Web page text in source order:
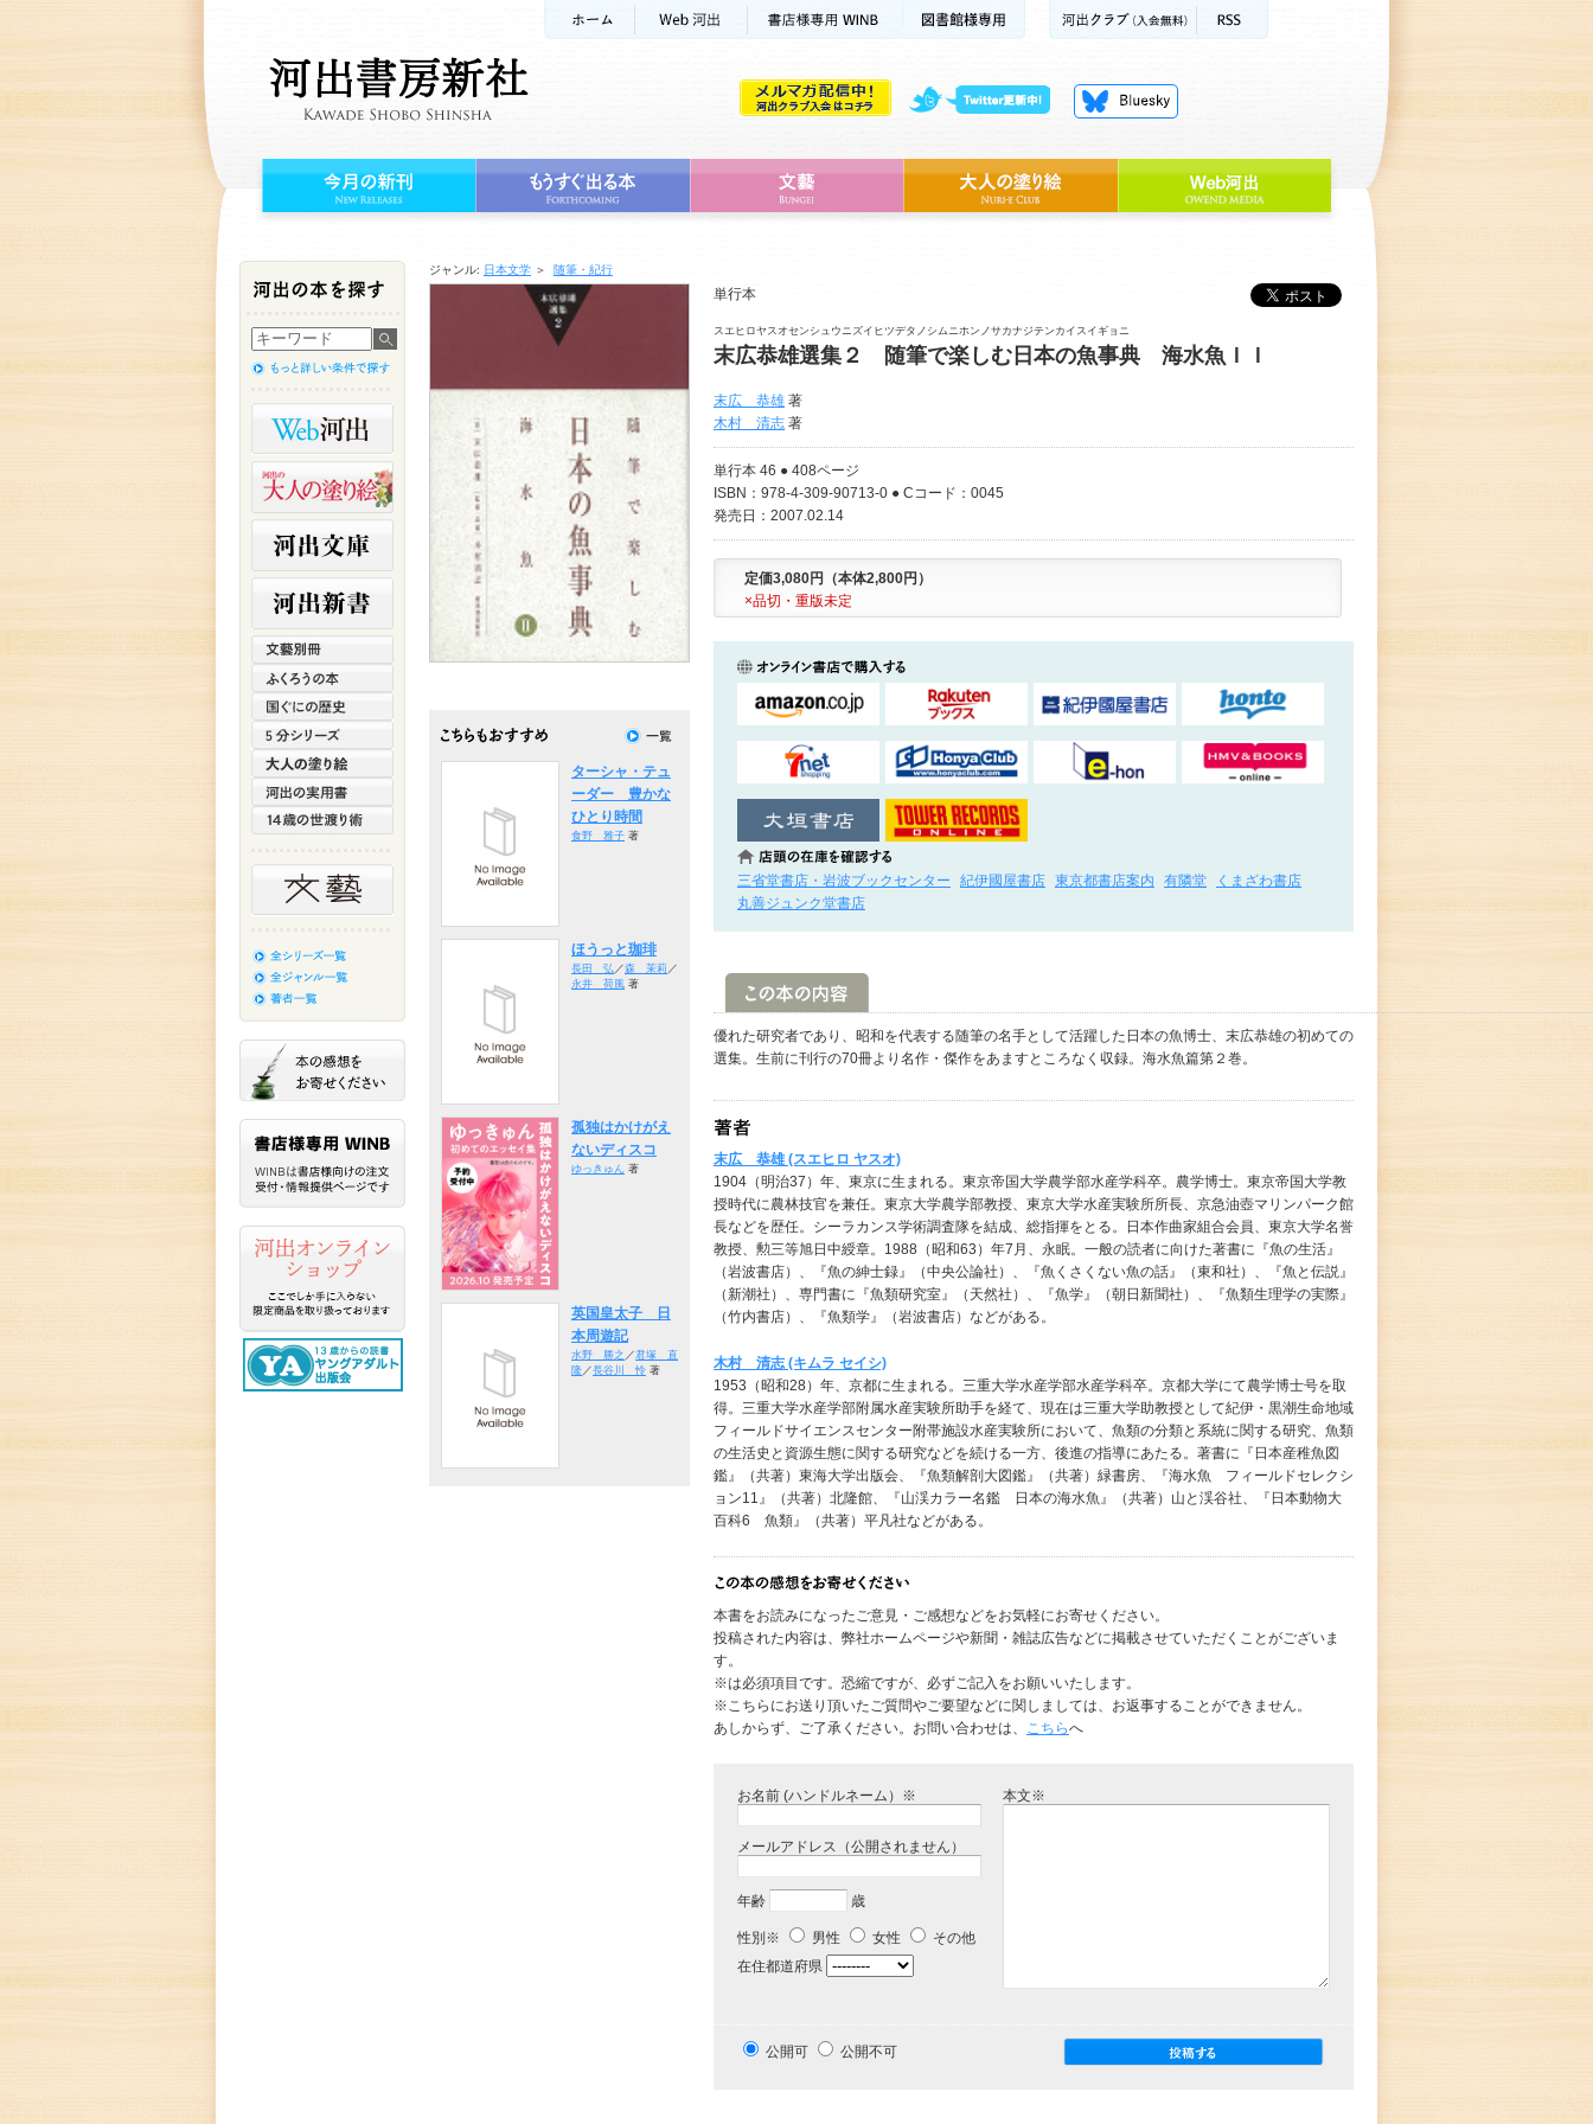
ジャンル: 日本文学 ＞ 随筆・紀行
単行本
スエヒロヤスオセンシュウニズイヒツデタノシムニホンノサカナジテンカイスイギョニ
末広恭雄選集２ 随筆で楽しむ日本の魚事典 海水魚ＩＩ
末広 恭雄 著
木村 清志 著
単行本 46 ● 408ページ
ISBN：978-4-309-90713-0 ● Cコード：0045
発売日：2007.02.14
定価3,080円（本体2,800円）
×品切・重版未定
三省堂書店・岩波ブックセンター 紀伊國屋書店 東京都書店案内 有隣堂
くまざわ書店
丸善ジュンク堂書店
優れた研究者であり、昭和を代表する随筆の名手として活躍した日本の魚博士、末広恭雄の初めての
選集。生前に刊行の70冊より名作・傑作をあますところなく収録。海水魚篇第２巻。
末広 恭雄 (スエヒロ ヤスオ)
1904（明治37）年、東京に生まれる。東京帝国大学農学部水産学科卒。農学博士。東京帝国大学教
授時代に農林技官を兼任。東京大学農学部教授、東京大学水産実験所所長、京急油壺マリンパーク館
長などを歴任。シーラカンス学術調査隊を結成、総指揮をとる。日本作曲家組合会員、東京大学名誉
教授、勲三等旭日中綬章。1988（昭和63）年7月、永眠。一般の読者に向けた著書に『魚の生活』
（岩波書店）、『魚の紳士録』（中央公論社）、『魚くさくない魚の話』（東和社）、『魚と伝説』
（新潮社）、専門書に『魚類研究室』（天然社）、『魚学』（朝日新聞社）、『魚類生理学の実際』
（竹内書店）、『魚類学』（岩波書店）などがある。
木村 清志 (キムラ セイシ)
1953（昭和28）年、京都に生まれる。三重大学水産学部水産学科卒。京都大学にて農学博士号を取
得。三重大学水産学部附属水産実験所助手を経て、現在は三重大学助教授として紀伊・黒潮生命地域
フィールドサイエンスセンター附帯施設水産実験所において、魚類の分類と系統に関する研究、魚類
の生活史と資源生態に関する研究などを続ける一方、後進の指導にあたる。著書に『日本産稚魚図
鑑』（共著）東海大学出版会、『魚類解剖大図鑑』（共著）緑書房、『海水魚 フィールドセレクシ
ョン11』（共著）北隆館、『山渓カラー名鑑 日本の海水魚』（共著）山と渓谷社、『日本動物大
百科6 魚類』（共著）平凡社などがある。
本書をお読みになったご意見・ご感想などをお気軽にお寄せください。
投稿された内容は、弊社ホームページや新聞・雑誌広告などに掲載させていただくことがございま
す。
※は必須項目です。恐縮ですが、必ずご記入をお願いいたします。
※こちらにお送り頂いたご質問やご要望などに関しましては、お返事することができません。
あしからず、ご了承ください。お問い合わせは、 こちらへ
お名前 (ハンドルネーム）※
メールアドレス（公開されません）
年齢 歳
性別※ 男性 女性
その他
在住都道府県
本文※
公開可 公開不可
ターシャ・テュ
ーダー 豊かな
ひとり時間
食野 雅子 著
ほうっと珈琲
長田 弘／森 茉莉／
永井 荷風 著
孤独はかけがえ
ないディスコ
ゆっきゅん 著
英国皇太子 日
本周遊記
水野 勝之 ／君塚 直
隆／長谷川 怜 著